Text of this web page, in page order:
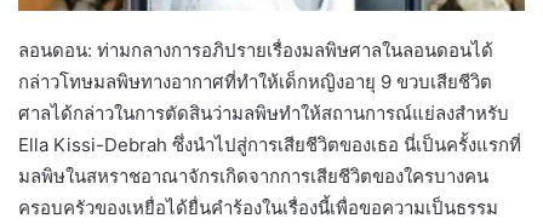
ลอนดอน: ท่ามกลางการอภิปรายเรื่องมลพิษศาลในลอนดอนได้
กล่าวโทษมลพิษทางอากาศที่ทำให้เด็กหญิงอายุ 9 ขวบเสียชีวิต
ศาลได้กล่าวในการตัดสินว่ามลพิษทำให้สถานการณ์แย่ลงสำหรับ
Ella Kissi-Debrah ซึ่งนำไปสู่การเสียชีวิตของเธอ นี่เป็นครั้งแรกที่
มลพิษในสหราชอาณาจักรเกิดจากการเสียชีวิตของใครบางคน
ครอบครัวของเหยื่อได้ยื่นคำร้องในเรื่องนี้เพื่อขอความเป็นธรรม